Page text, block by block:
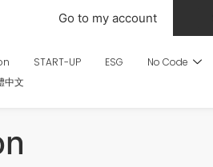
Go to my account
START-UP ESG No Code
中文